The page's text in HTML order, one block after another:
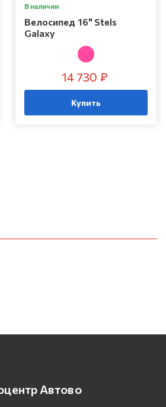
В наличии
Велосипед 16" Stels
Galaxy
14 730 ₽
Купить
Автово